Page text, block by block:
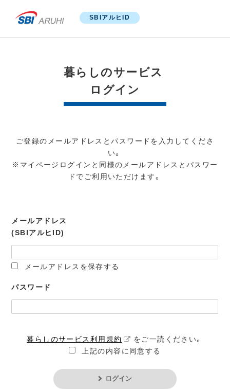
SBIアルヒID
暮らしのサービス
ログイン
ご登録のメールアドレスとパスワードを入力してくださ
い。
※マイページログインと同様のメールアドレスとパスワー
ドでご利用いただけます。
メールアドレス
(SBIアルヒID)
メールアドレスを保存する
パスワード
暮らしのサービス利用規約
をご一読ください。
上記の内容に同意する
ログイン